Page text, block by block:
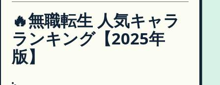
🔥無職転生 人気キャラ
ランキング【2025年
版】